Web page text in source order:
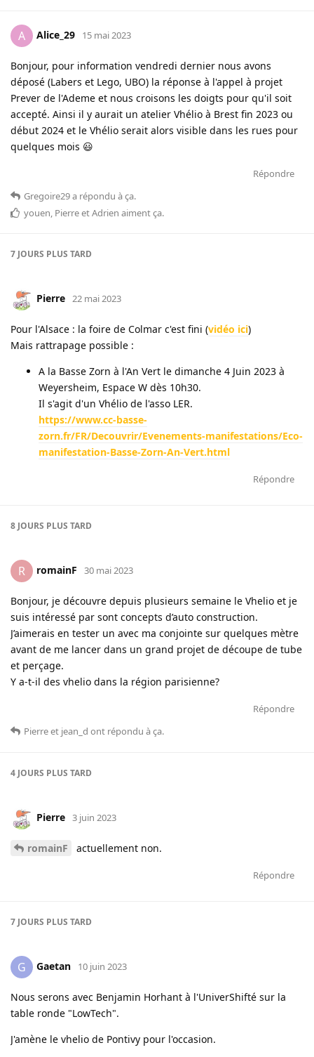
A Alice_29 15 mai 2023
Bonjour, pour information vendredi dernier nous avons
déposé (Labers et Lego, UBO) la réponse à l'appel à projet
Prever de l'Ademe et nous croisons les doigts pour qu'il soit
accepté. Ainsi il y aurait un atelier Vhélio à Brest fin 2023 ou
début 2024 et le Vhélio serait alors visible dans les rues pour
quelques mois 😃
Répondre
Gregoire29a répondu à ça.
youen, PierreetAdrien aiment ça.
7 JOURS PLUS TARD
Pierre 22 mai 2023
Pour l'Alsace : la foire de Colmar c'est fini (vidéo ici)
Mais rattrapage possible :
A la Basse Zorn à l'An Vert le dimanche 4 Juin 2023 à
Weyersheim, Espace W dès 10h30.
Il s'agit d'un Vhélio de l'asso LER.
https://www.cc-basse-
zorn.fr/FR/Decouvrir/Evenements-manifestations/Eco-
manifestation-Basse-Zorn-An-Vert.html
Répondre
8 JOURS PLUS TARD
R romainF 30 mai 2023
Bonjour, je découvre depuis plusieurs semaine le Vhelio et je
suis intéressé par sont concepts d’auto construction.
J’aimerais en tester un avec ma conjointe sur quelques mètre
avant de me lancer dans un grand projet de découpe de tube
et perçage.
Y a-t-il des vhelio dans la région parisienne?
Répondre
Pierreet jean_d ont répondu à ça.
4 JOURS PLUS TARD
Pierre 3 juin 2023
romainF actuellement non.
Répondre
7 JOURS PLUS TARD
G Gaetan 10 juin 2023
Nous serons avec Benjamin Horhant à l'UniverShifté sur la
table ronde "LowTech".
J'amène le vhelio de Pontivy pour l'occasion.